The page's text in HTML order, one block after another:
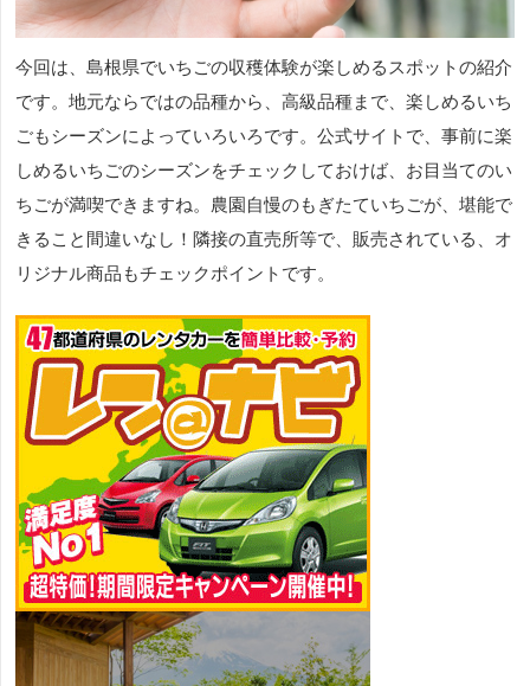
今回は、島根県でいちごの収穫体験が楽しめるスポットの紹介
です。地元ならではの品種から、高級品種まで、楽しめるいち
ごもシーズンによっていろいろです。公式サイトで、事前に楽
しめるいちごのシーズンをチェックしておけば、お目当てのい
ちごが満喫できますね。農園自慢のもぎたていちごが、堪能で
きること間違いなし！隣接の直売所等で、販売されている、オ
リジナル商品もチェックポイントです。